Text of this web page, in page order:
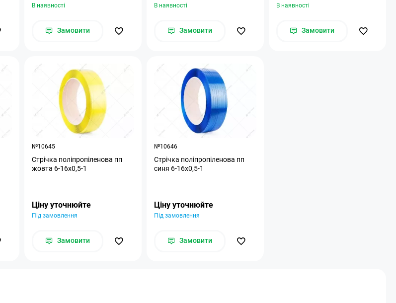
В наявності
Замовити
В наявності
Замовити
В наявності
Замовити
№10645
Стрічка поліпропіленова пп
жовта 6-16х0,5-1
Ціну уточнюйте
Під замовлення
Замовити
№10646
Стрічка поліпропіленова пп
синя 6-16х0,5-1
Ціну уточнюйте
Під замовлення
Замовити